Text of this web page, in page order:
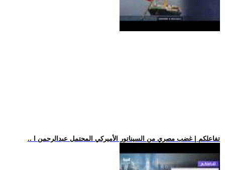
.. تفاعلكم | غضب مصري من السيناتور الأميركي المحتمل عبدالرحمن ا